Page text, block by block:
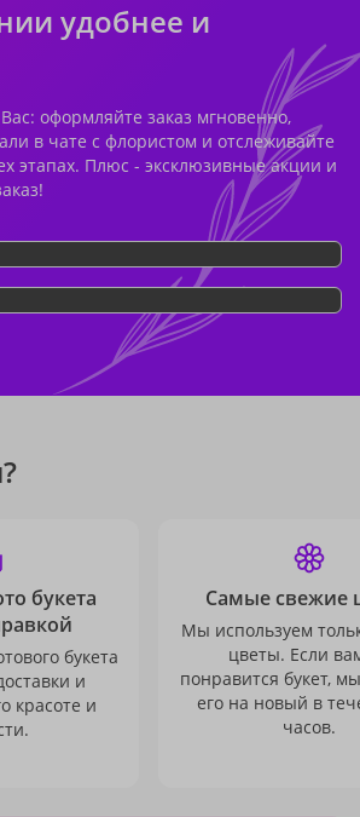
удобнее и
оформляйте заказ мгновенно,
в чате с флористом и отслеживайте
этапах. Плюс - эксклюзивные акции и
букета
букета
и
красоте и
Самые свежие
Мы используем
цветы. Если
понравится букет,
его на новый в
часов.